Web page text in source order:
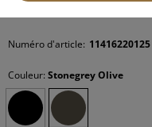
Numéro d'article: 11416220125
Couleur: Stonegrey Olive